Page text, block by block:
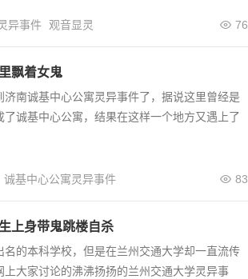
76
异事件 观音显灵
飘着女鬼
南诚基中心公寓灵异事件了，据说这里曾经是
诚基中心公寓，结果在这样一个地方又遇上了
83
诚基中心公寓灵异事件
上身带鬼跳楼自杀
的本科学校，但是在兰州交通大学却一直流传
大家讨论的沸沸扬扬的兰州交通大学灵异事